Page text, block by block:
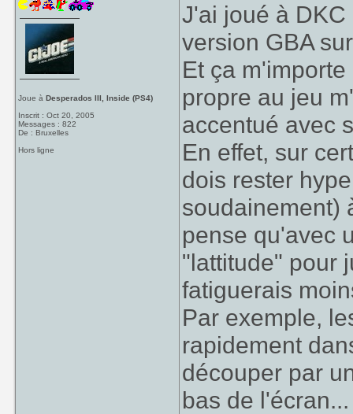
Joue àDesperados III, Inside (PS4)
Inscrit : Oct 20, 2005
Messages : 822
De : Bruxelles
Hors ligne
J'ai joué à
version GBA
Et ça
propre au jeu
accentué avec
En effet, sur
dois rester
soudainement)
pense qu'avec
"lattitude" pour
fatiguerais
Par exemple,
rapidement
découper par
bas de